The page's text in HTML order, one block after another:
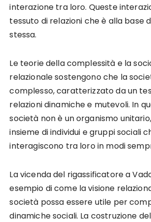
interazione tra loro. Queste
tessuto di relazioni che è alla base
stessa.
Le teorie della complessità e la
relazionale sostengono che la
complesso, caratterizzato da un
relazioni dinamiche e mutevoli. In
società non è un organismo
insieme di individui e gruppi sociali
interagiscono tra loro in modi
La vicenda del rigassificatore a
esempio di come la visione
società possa essere utile per
dinamiche sociali. La costruzione